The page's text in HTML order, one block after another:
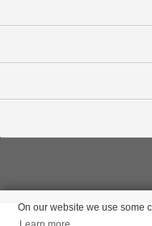
On our website we use some